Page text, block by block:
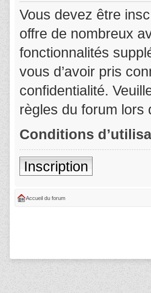
Vous devez être
offre de nombreux
fonctionnalités
vous d’avoir pris
confidentialité.
règles du forum lors
Conditions
Inscription
Accueil du forum